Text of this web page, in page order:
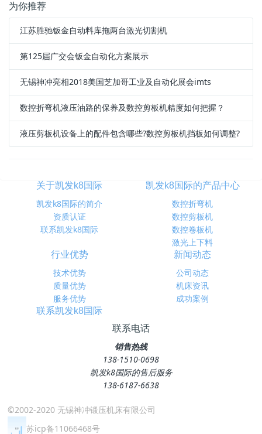
为你推荐
江苏胜驰钣金自动料库拖两台激光切割机
第125届广交会钣金自动化方案展示
无锡神冲亮相2018美国芝加哥工业及自动化展会imts
数控折弯机液压油路的保养及数控剪板机精度如何把握？
液压剪板机设备上的配件包含哪些?数控剪板机挡板如何调整?
关于凯发k8国际
凯发k8国际的简介
资质认证
联系凯发k8国际
凯发k8国际的产品中心
数控折弯机
数控剪板机
数控卷板机
激光上下料
行业优势
技术优势
质量优势
服务优势
新闻动态
公司动态
机床资讯
成功案例
联系凯发k8国际
联系电话
销售热线
138-1510-0698
凯发k8国际的售后服务
138-6187-6638
©2002-2020 无锡神冲锻压机床有限公司
苏icp备11066468号